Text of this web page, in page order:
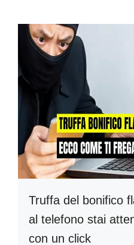
Truffa del bonifico
al telefono stai
con un click